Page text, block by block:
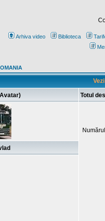
Arhiva video Biblioteca
Totul